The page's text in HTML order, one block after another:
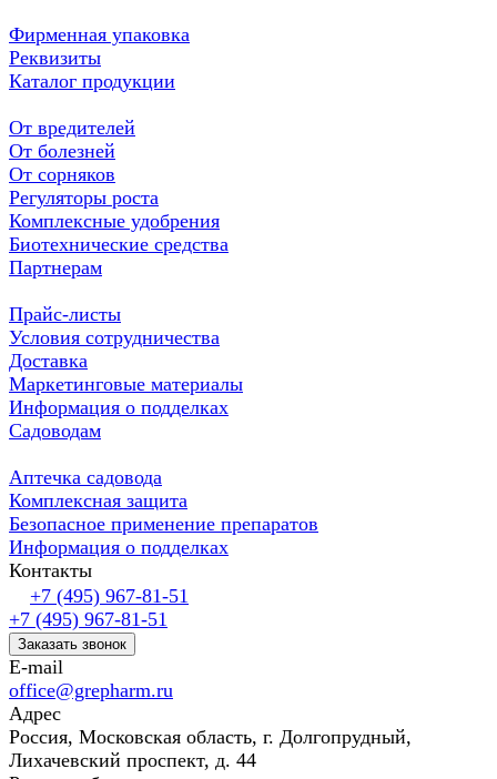
Фирменная упаковка
Реквизиты
Каталог продукции
От вредителей
От болезней
От сорняков
Регуляторы роста
Комплексные удобрения
Биотехнические средства
Партнерам
Прайс-листы
Условия сотрудничества
Доставка
Маркетинговые материалы
Информация о подделках
Садоводам
Аптечка садовода
Комплексная защита
Безопасное применение препаратов
Информация о подделках
Контакты
+7 (495) 967-81-51
+7 (495) 967-81-51
Заказать звонок
E-mail
office@grepharm.ru
Адрес
Россия, Московская область, г. Долгопрудный,
Лихачевский проспект, д. 44